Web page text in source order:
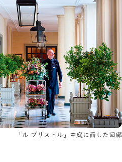
「ル ブリストル」中庭に面した回廊